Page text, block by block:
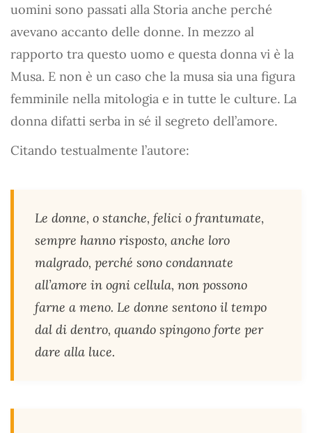
uomini sono passati alla Storia anche perché
avevano accanto delle donne. In mezzo al
rapporto tra questo uomo e questa donna vi è la
Musa. E non è un caso che la musa sia una figura
femminile nella mitologia e in tutte le culture. La
donna difatti serba in sé il segreto dell’amore.
Citando testualmente l’autore:
Le donne, o stanche, felici o frantumate,
sempre hanno risposto, anche loro
malgrado, perché sono condannate
all’amore in ogni cellula, non possono
farne a meno. Le donne sentono il tempo
dal di dentro, quando spingono forte per
dare alla luce.